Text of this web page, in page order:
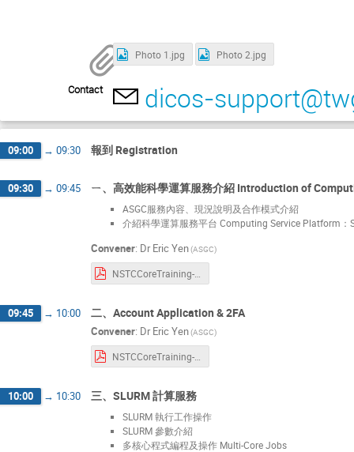
Photo 1.jpg Photo 2.jpg
Contact dicos-
09:00 → 09:30 報到 Registration
09:30 → 09:45 ㄧ、高效能科學運算服務介紹 Introduction of
ASGC服務內容、現況說明及合作模式介紹
介紹科學運算服務平台 Computing Service Platform：
Convener: Dr Eric Yen(ASGC)
09:45 → 10:00 二、Account Application & 2FA
Convener: Dr Eric Yen(ASGC)
10:00 → 10:30 三、SLURM 計算服務
SLURM 執行工作操作
SLURM 參數介紹
多核心程式編程及操作 Multi-Core Jobs